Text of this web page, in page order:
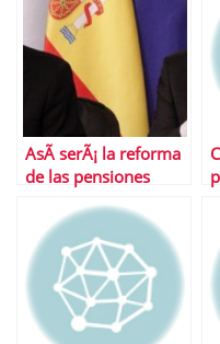
AsÃ­ serÃ¡ la reforma
de las pensiones